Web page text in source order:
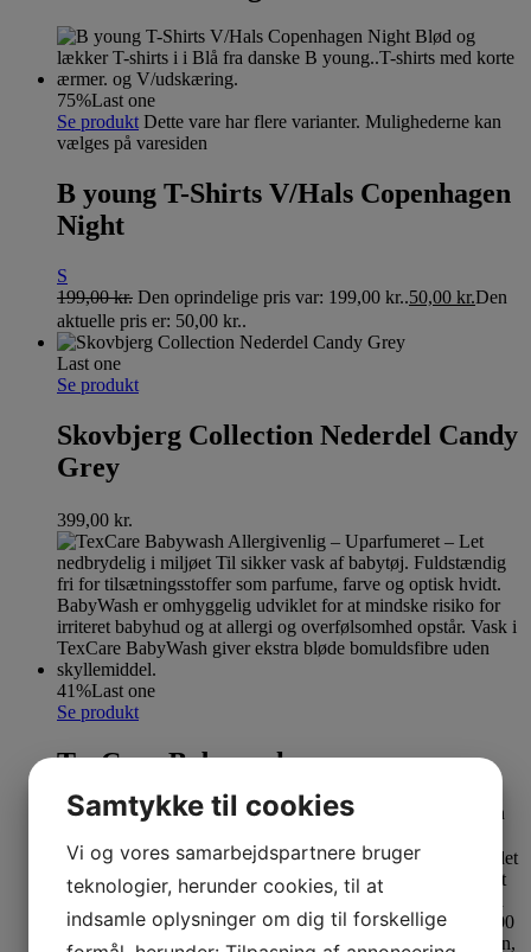
75%Last one
Se produktDette vare har flere varianter. Mulighederne kan
vælges på varesiden
B young T-Shirts V/Hals Copenhagen
Night
S
199,00kr. Den oprindelige pris var: 199,00 kr..50,00 kr.Den
aktuelle pris er: 50,00 kr..
Last one
Se produkt
Skovbjerg Collection Nederdel Candy
Grey
399,00 kr.
41%Last one
Se produkt
TexCare Babywash
119,00kr. Den oprindelige pris var: 119,00 kr..
Den
Samtykke til cookies
Vi og vores samarbejdspartnere bruger
teknologier, herunder cookies, til at
indsamle oplysninger om dig til forskellige